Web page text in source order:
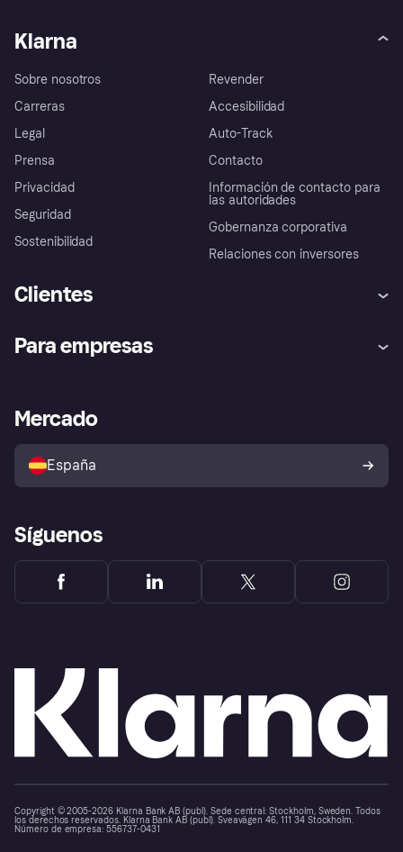
Klarna
Sobre nosotros
Carreras
Legal
Prensa
Privacidad
Seguridad
Sostenibilidad
Revender
Accesibilidad
Auto-Track
Contacto
Información de contacto para
las autoridades
Gobernanza corporativa
Relaciones con inversores
Clientes
Inicio de sesión
Directorio de tiendas
Política de protección al
comprador de Klarna
Reclamaciones
Para empresas
Acceso empresas
Mercado
España
Síguenos
Copyright © 2005-2026 Klarna Bank AB (publ). Sede central: Stockholm, Sweden. Todos
los derechos reservados. Klarna Bank AB (publ). Sveavägen 46, 111 34 Stockholm.
Número de empresa: 556737-0431